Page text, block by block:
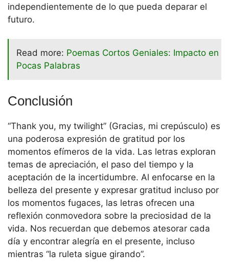
independientemente de lo que pueda deparar el
futuro.
Read more: Poemas Cortos Geniales: Impacto en
Pocas Palabras
Conclusión
“Thank you, my twilight” (Gracias, mi crepúsculo) es
una poderosa expresión de gratitud por los
momentos efímeros de la vida. Las letras exploran
temas de apreciación, el paso del tiempo y la
aceptación de la incertidumbre. Al enfocarse en la
belleza del presente y expresar gratitud incluso por
los momentos fugaces, las letras ofrecen una
reflexión conmovedora sobre la preciosidad de la
vida. Nos recuerdan que debemos atesorar cada
día y encontrar alegría en el presente, incluso
mientras “la ruleta sigue girando”.